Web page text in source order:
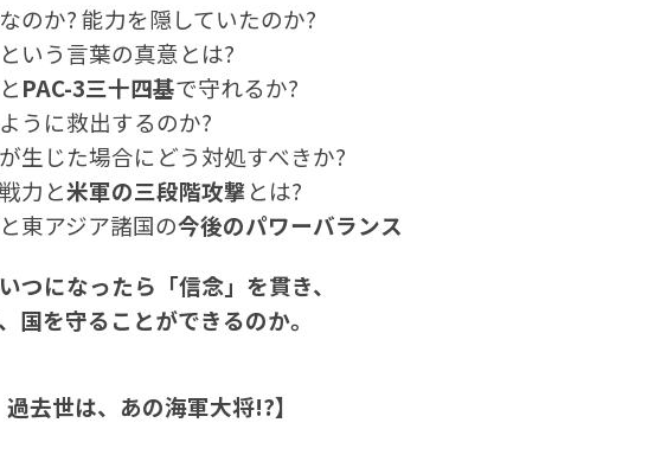
のか? 能力を隠していたのか?
という言葉の真意とは?
とPAC-3三十四基で守れるか?
うに救出するのか?
が生じた場合にどう対処すべきか?
力と米軍の三段階攻撃とは?
東アジア諸国の今後のパワーバランス
つになったら「信念」を貫き、
国を守ることができるのか。
過去世は、あの海軍大将!?】